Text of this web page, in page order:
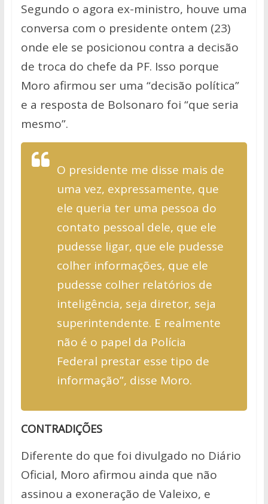
Segundo o agora ex-ministro, houve uma
conversa com o presidente ontem (23)
onde ele se posicionou contra a decisão
de troca do chefe da PF. Isso porque
Moro afirmou ser uma “decisão política”
e a resposta de Bolsonaro foi “que seria
mesmo”.
O presidente me disse mais de
uma vez, expressamente, que
ele queria ter uma pessoa do
contato pessoal dele, que ele
pudesse ligar, que ele pudesse
colher informações, que ele
pudesse colher relatórios de
inteligência, seja diretor, seja
superintendente. E realmente
não é o papel da Polícia
Federal prestar esse tipo de
informação”, disse Moro.
CONTRADIÇÕES
Diferente do que foi divulgado no Diário
Oficial, Moro afirmou ainda que não
assinou a exoneração de Valeixo, e